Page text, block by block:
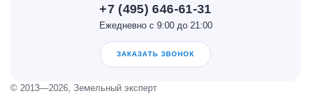
© 2013—2026, Земельный эксперт
+7 (495) 646-61-31
Ежедневно с 9:00 до 21:00
ЗАКАЗАТЬ ЗВОНОК